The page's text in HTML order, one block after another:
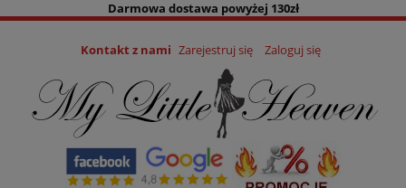
Darmowa dostawa powyżej 130zł
Kontakt z nami Zarejestruj się Zaloguj się